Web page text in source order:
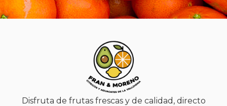
Disfruta de frutas frescas y de calidad, directo